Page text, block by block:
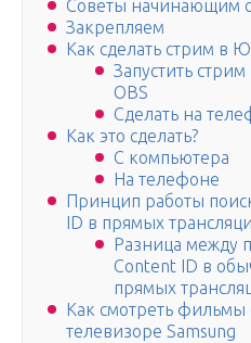
Советы начинающим
Закрепляем
Как сделать стрим в
Запустить
OBS
Сделать на
Как это сделать?
С компьютера
На телефоне
Принцип работы
ID в прямых
Разница между
Content ID в
прямых
Как смотреть фильмы
телевизоре Samsung